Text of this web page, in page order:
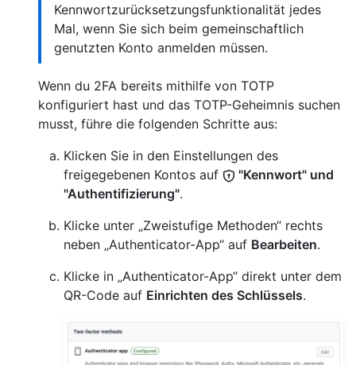
Kennwortzurücksetzungsfunktionalität jedes
Mal, wenn Sie sich beim gemeinschaftlich
genutzten Konto anmelden müssen.
Wenn du 2FA bereits mithilfe von TOTP
konfiguriert hast und das TOTP-Geheimnis suchen
musst, führe die folgenden Schritte aus:
Klicken Sie in den Einstellungen des
freigegebenen Kontos auf
"Kennwort" und
"Authentifizierung".
Klicke unter „Zweistufige Methoden“ rechts
neben „Authenticator-App“ auf Bearbeiten.
Klicke in „Authenticator-App“ direkt unter dem
QR-Code auf Einrichten des Schlüssels.